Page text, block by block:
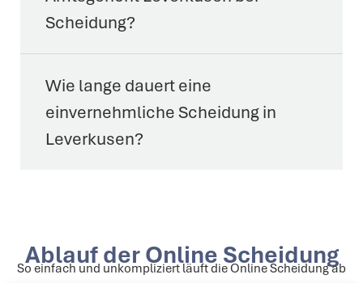
Scheidung?
Wie lange dauert eine
einvernehmliche Scheidung in
Leverkusen?
Ablauf der Online Scheidung
So einfach und unkompliziert läuft die Online Scheidung ab